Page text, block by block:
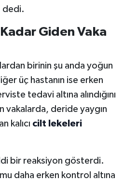
dedi.
Giden Vaka
birinin şu anda yoğun
üç hastanın ise erken
tedavi altına alındığını
vakalarda, deride yaygın
kalıcı cilt lekeleri
bir reaksiyon gösterdi.
daha erken kontrol altına